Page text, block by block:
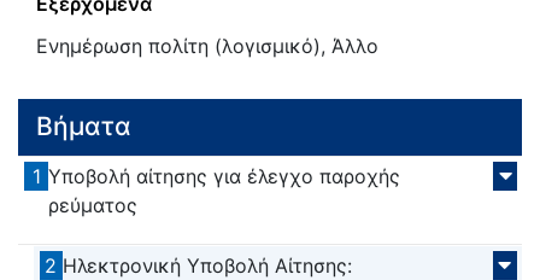
Ενημέρωση πολίτη (λογισμικό), Άλλο
Βήματα
1 Υποβολή αίτησης για έλεγχο παροχής
ρεύματος
2 Ηλεκτρονική Υποβολή Αίτησης: